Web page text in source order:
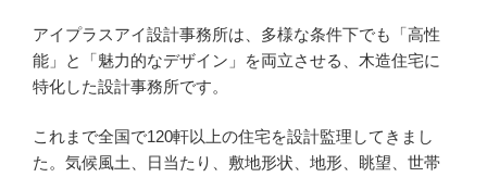
アイプラスアイ設計事務所は、多様な条件下でも「高性
能」と「魅力的なデザイン」を両立させる、木造住宅に
特化した設計事務所です。
これまで全国で120軒以上の住宅を設計監理してきまし
た。気候風土、日当たり、敷地形状、地形、眺望、世帯